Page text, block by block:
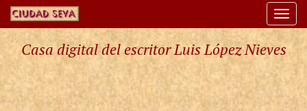
Casa digital del escritor Luis López Nieves